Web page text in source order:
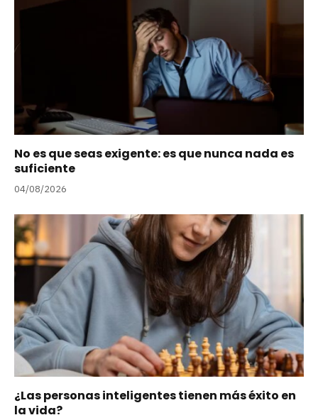
No es que seas exigente: es que nunca nada es
suficiente
04/08/2026
¿Las personas inteligentes tienen más éxito en
la vida?